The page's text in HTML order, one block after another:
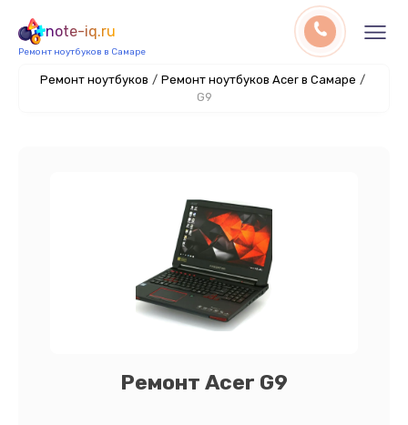
note-iq.ru
Ремонт ноутбуков в Самаре
Ремонт ноутбуков / Ремонт ноутбуков Acer в Самаре /
G9
Ремонт Acer G9